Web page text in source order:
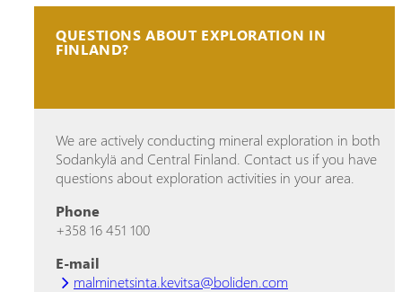
QUESTIONS ABOUT EXPLORATION IN
FINLAND?
We are actively conducting mineral exploration in both
Sodankylä and Central Finland. Contact us if you have
questions about exploration activities in your area.
Phone
+358 16 451 100
E-mail
malminetsinta.kevitsa@boliden.com